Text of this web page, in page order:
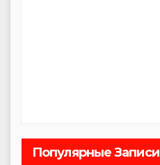
Популярные Записи